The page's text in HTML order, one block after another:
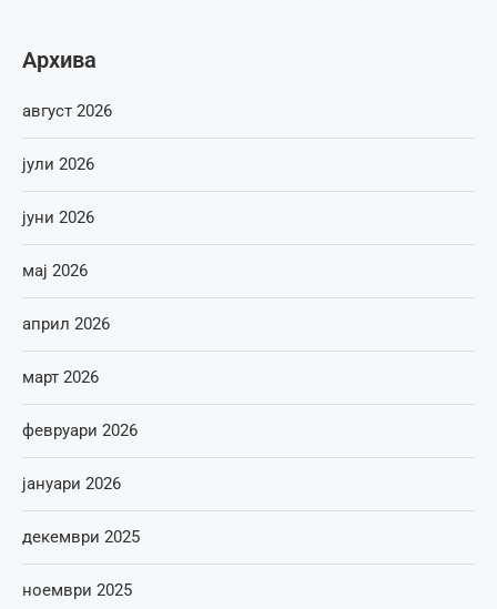
Архива
август 2026
јули 2026
јуни 2026
мај 2026
април 2026
март 2026
февруари 2026
јануари 2026
декември 2025
ноември 2025